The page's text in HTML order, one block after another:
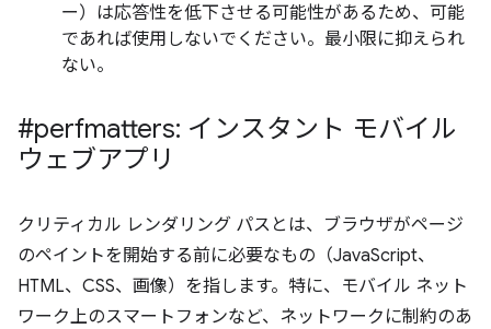
ー）は応答性を低下させる可能性があるため、可能
であれば使用しないでください。最小限に抑えられ
ない。
#perfmatters: インスタント モバイル
ウェブアプリ
クリティカル レンダリング パスとは、ブラウザがページ
のペイントを開始する前に必要なもの（JavaScript、
HTML、CSS、画像）を指します。特に、モバイル ネット
ワーク上のスマートフォンなど、ネットワークに制約のあ